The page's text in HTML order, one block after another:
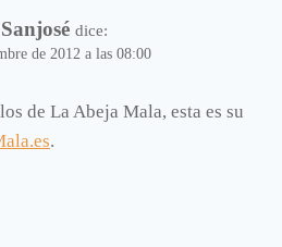
dice:
de 2012 a las 08:00
de La Abeja Mala, esta es su
.